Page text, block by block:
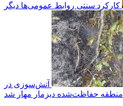
کارکرد سنتی روابط عمومی‌ها دیگر
آتش‌سوزی در
منطقه حفاظت‌شده دیزمار مهار شد